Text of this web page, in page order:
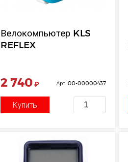
Велокомпьютер KLS
REFLEX
2 740 ₽ Арт. 00-00000437
Купить